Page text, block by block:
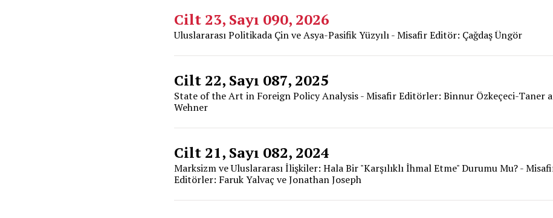
Cilt 23, Sayı 090, 2026
Uluslararası Politikada Çin ve Asya-Pasifik Yüzyılı - Misafir Editör: Çağdaş Üngör
Cilt 22, Sayı 087, 2025
State of the Art in Foreign Policy Analysis - Misafir Editörler: Binnur Özkeçeci-Taner
Wehner
Cilt 21, Sayı 082, 2024
Marksizm ve Uluslararası İlişkiler: Hala Bir "Karşılıklı İhmal Etme" Durumu Mu? -
Editörler: Faruk Yalvaç ve Jonathan Joseph